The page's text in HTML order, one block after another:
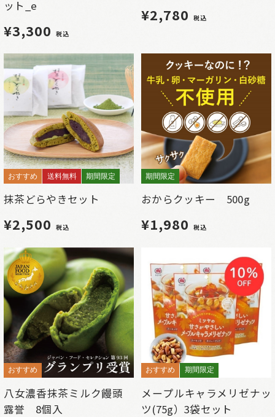
ット_e
¥3,300 税込
¥2,780 税込
おすすめ 送料無料 期間限定
抹茶どらやきセット
¥2,500 税込
期間限定
おからクッキー 500g
¥1,980 税込
おすすめ
八女濃香抹茶ミルク饅頭
露誉 8個入
おすすめ 期間限定
メープルキャラメリゼナッ
ツ(75g）3袋セット